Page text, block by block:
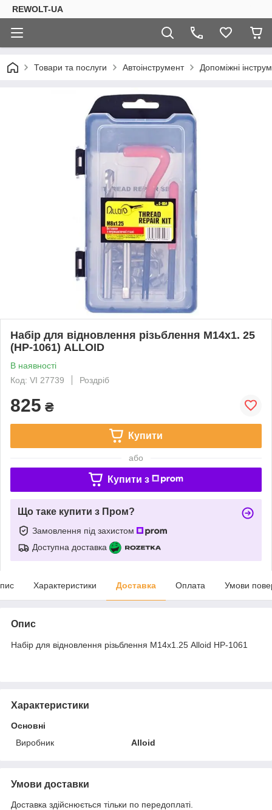
REWOLT-UA
Товари та послуги Автоінструмент Допоміжні
Набір для відновлення різьблення М14х1. 25
(НР-1061) ALLOID
В наявності
Код: VI 27739
Роздріб
825 ₴
Купити
або
Купити з
Що таке купити з Пром?
Замовлення під захистом
Доступна доставка
Характеристики Доставка Оплата Умови
Опис
Набір для відновлення різьблення М14х1.25 Alloid НР-1061
Характеристики
Основні
Виробник
Alloid
Умови доставки
Доставка здійснюється тільки по передоплаті.